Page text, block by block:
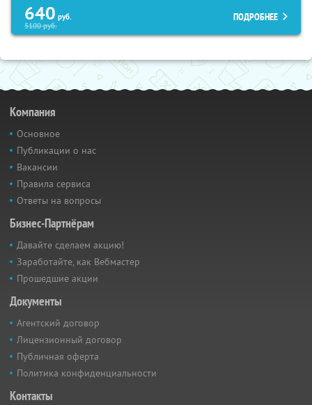
640 руб.
5100руб.
ПОДРОБНЕЕ
Компания
Основное
Публикации о нас
Вакансии
Правила сервиса
Ответы на вопросы
Бизнес-Партнёрам
Давайте сделаем акцию!
Заработайте, как Вебмастер
Прошедшие акции
Документы
Агентский договор
Лицензионный договор
Публичная оферта
Политика конфиденциальности
Контакты